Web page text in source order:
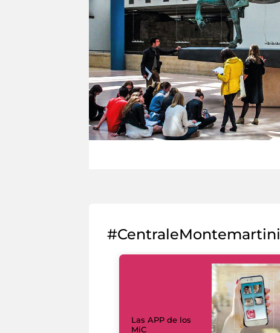
#CentraleMontemartini
Las APP de los
MiC